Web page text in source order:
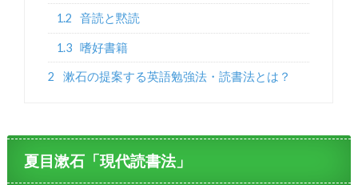
1.2 音読と黙読
1.3 嗜好書籍
2 漱石の提案する英語勉強法・読書法とは？
夏目漱石「現代読書法」